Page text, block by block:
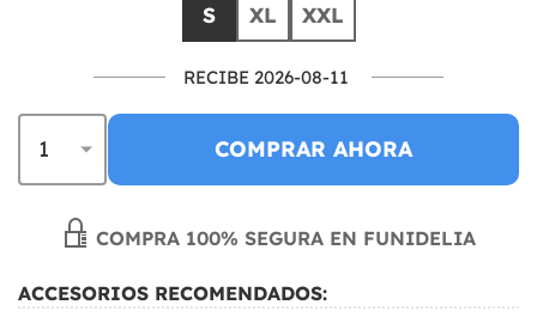
S XL XXL
RECIBE 2026-08-11
COMPRAR AHORA
COMPRA 100% SEGURA EN FUNIDELIA
ACCESORIOS RECOMENDADOS: